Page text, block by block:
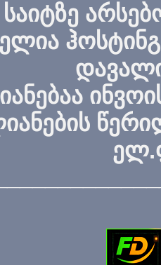
საიტზე